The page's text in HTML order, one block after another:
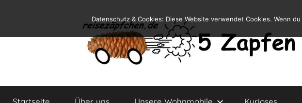
springen
Reiseblog
und
Leben
Datenschutz & Cookies: Diese Website verwendet Cookies. Wenn